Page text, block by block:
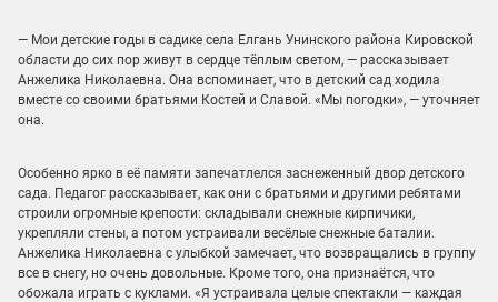
— Мои детские годы в садике села Елгань Унинского района Кировской
области до сих пор живут в сердце тёплым светом, — рассказывает
Анжелика Николаевна. Она вспоминает, что в детский сад ходила
вместе со своими братьями Костей и Славой. «Мы погодки», — уточняет
она.
Особенно ярко в её памяти запечатлелся заснеженный двор детского
сада. Педагог рассказывает, как они с братьями и другими ребятами
строили огромные крепости: складывали снежные кирпичики,
укрепляли стены, а потом устраивали весёлые снежные баталии.
Анжелика Николаевна с улыбкой замечает, что возвращались в группу
все в снегу, но очень довольные. Кроме того, она признаётся, что
обожала играть с куклами. «Я устраивала целые спектакли — каждая